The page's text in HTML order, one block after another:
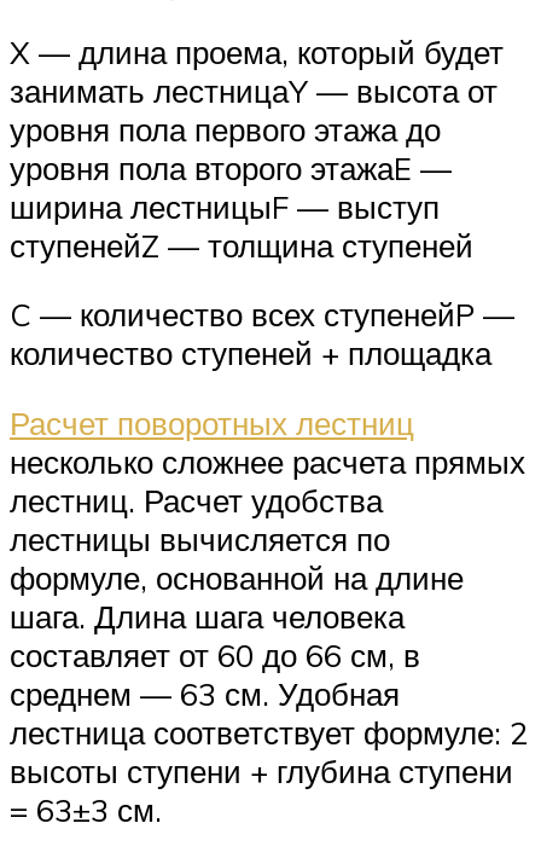
X — длина проема, который будет
занимать лестницаY — высота от
уровня пола первого этажа до
уровня пола второго этажаE —
ширина лестницыF — выступ
ступенейZ — толщина ступеней
C — количество всех ступенейP —
количество ступеней + площадка
Расчет поворотных лестниц
несколько сложнее расчета прямых
лестниц. Расчет удобства
лестницы вычисляется по
формуле, основанной на длине
шага. Длина шага человека
составляет от 60 до 66 см, в
среднем — 63 см. Удобная
лестница соответствует формуле: 2
высоты ступени + глубина ступени
= 63±3 см.